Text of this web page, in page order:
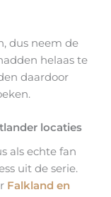
dus neem de
helaas te
daardoor
locaties
als echte fan
uit de serie.
Falkland en